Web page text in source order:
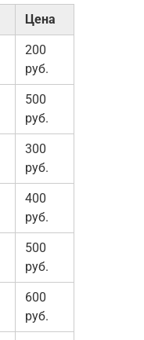
Цена
200
руб.
500
руб.
300
руб.
400
руб.
500
руб.
600
руб.